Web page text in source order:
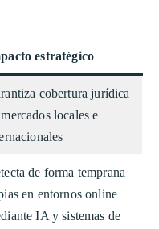
estratégico
cobertura jurídica
locales e
de forma temprana
en entornos online
IA y sistemas de